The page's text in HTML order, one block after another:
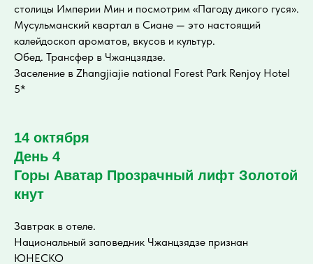
столицы Империи Мин и посмотрим «Пагоду дикого гуся».
Мусульманский квартал в Сиане — это настоящий
калейдоскоп ароматов, вкусов и культур.
Обед. Трансфер в Чжанцзядзе.
Заселение в Zhangjiajie national Forest Park Renjoy Hotel
5*
14 октября
День 4
Горы Аватар Прозрачный лифт Золотой
кнут
Завтрак в отеле.
Национальный заповедник Чжанцзядзе признан
ЮНЕСКО